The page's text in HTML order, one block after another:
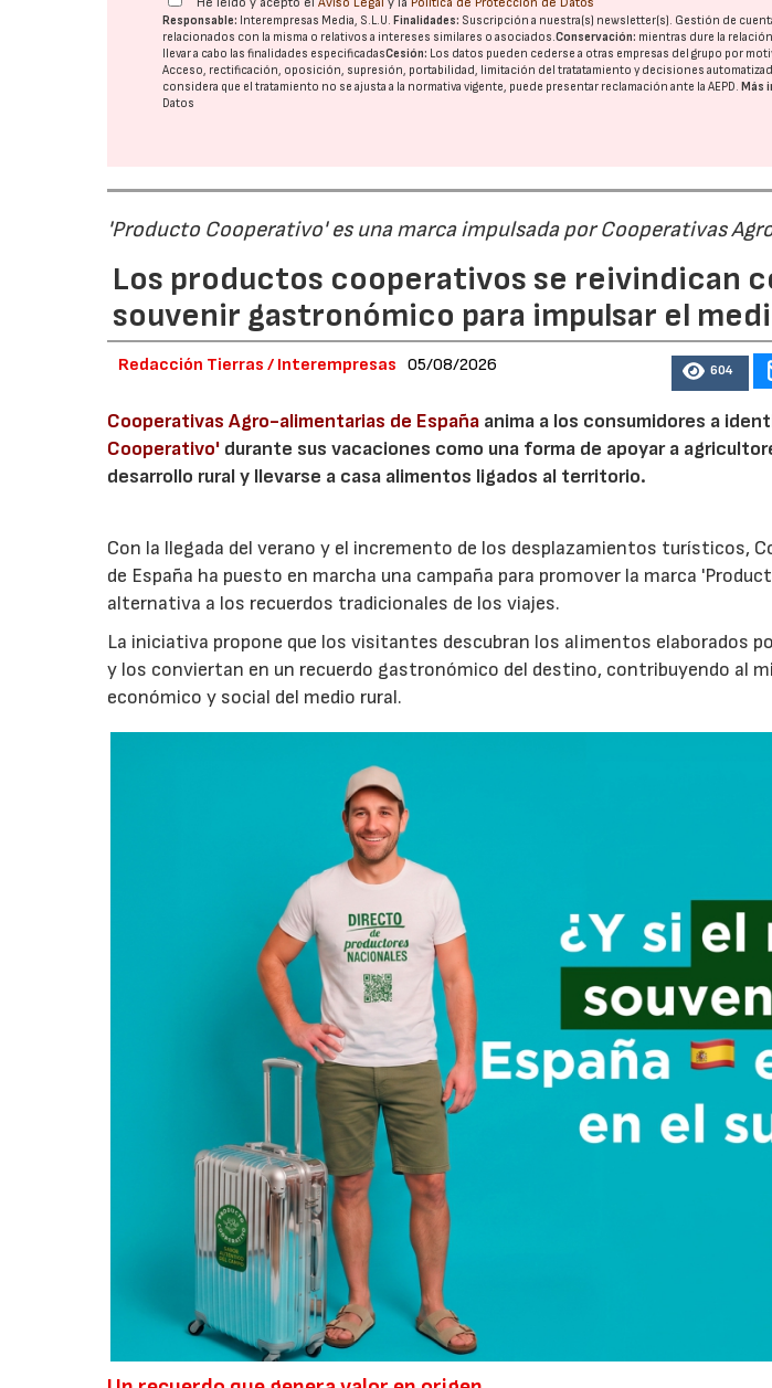
Responsable: Interempresas Media, S.L.U. Finalidades: Suscripción a nuestra(s) newsletter(s). Gestión de
relacionados con la misma o relativos a intereses similares o asociados.Conservación: mientras dure la
llevar a cabo las finalidades especificadasCesión: Los datos pueden cederse a otras empresas del grupo por
Acceso, rectificación, oposición, supresión, portabilidad, limitación del tratatamiento y decisiones
considera que el tratamiento no se ajusta a la normativa vigente, puede presentar reclamación ante laAEPD. Más
Datos
'Producto Cooperativo' es una marca impulsada por Cooperativas
Los productos cooperativos se reivindican
souvenir gastronómico para impulsar el
Redacción Tierras / Interempresas 05/08/2026 604
Cooperativas Agro-alimentarias de España anima a los consumidores a
Cooperativo' durante sus vacaciones como una forma de apoyar a
desarrollo rural y llevarse a casa alimentos ligados al territorio.
Con la llegada del verano y el incremento de los desplazamientos turísticos,
de España ha puesto en marcha una campaña para promover la marca
alternativa a los recuerdos tradicionales de los viajes.
La iniciativa propone que los visitantes descubran los alimentos elaborados
y los conviertan en un recuerdo gastronómico del destino, contribuyendo al
económico y social del medio rural.
23/07/2026